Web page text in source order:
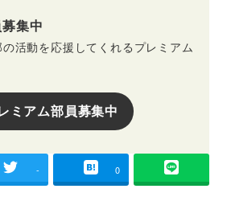
集中
活動を応援してくれるプレミアム
ミアム部員募集中
- 0